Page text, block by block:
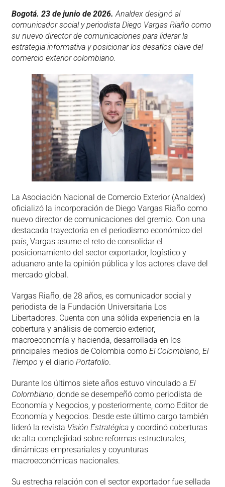
Bogotá. 23 de junio de 2026. Analdex designó al
comunicador social y periodista Diego Vargas Riaño como
su nuevo director de comunicaciones para liderar la
estrategia informativa y posicionar los desafíos clave del
comercio exterior colombiano.
La Asociación Nacional de Comercio Exterior (Analdex)
oficializó la incorporación de Diego Vargas Riaño como
nuevo director de comunicaciones del gremio. Con una
destacada trayectoria en el periodismo económico del
país, Vargas asume el reto de consolidar el
posicionamiento del sector exportador, logístico y
aduanero ante la opinión pública y los actores clave del
mercado global.
Vargas Riaño, de 28 años, es comunicador social y
periodista de la Fundación Universitaria Los
Libertadores. Cuenta con una sólida experiencia en la
cobertura y análisis de comercio exterior,
macroeconomía y hacienda, desarrollada en los
principales medios de Colombia como El Colombiano, El
Tiempo y el diario Portafolio.
Durante los últimos siete años estuvo vinculado a El
Colombiano , donde se desempeñó como periodista de
Economía y Negocios, y posteriormente, como Editor de
Economía y Negocios. Desde este último cargo también
lideró la revista Visión Estratégicay coordinó coberturas
de alta complejidad sobre reformas estructurales,
dinámicas empresariales y coyunturas
macroeconómicas nacionales.
Su estrecha relación con el sector exportador fue sellada